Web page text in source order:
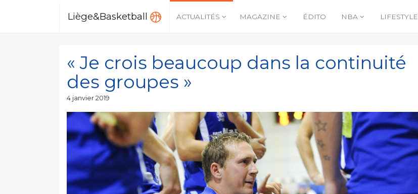
Liège&Basketball ACTUALITÉS MAGAZINE ÉDITO NBA LIFESTYLE
« Je crois beaucoup dans la continuité
des groupes »
Publié
4 janvier 2019